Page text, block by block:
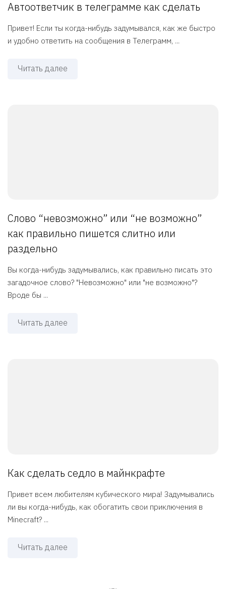
Автоответчик в телеграмме как сделать
Привет! Если ты когда-нибудь задумывался, как же быстро
и удобно ответить на сообщения в Телеграмм, ...
Читать далее
Слово “невозможно” или “не возможно”
как правильно пишется слитно или
раздельно
Вы когда-нибудь задумывались, как правильно писать это
загадочное слово? "Невозможно" или "не возможно"?
Вроде бы ...
Читать далее
Как сделать седло в майнкрафте
Привет всем любителям кубического мира! Задумывались
ли вы когда-нибудь, как обогатить свои приключения в
Minecraft? ...
Читать далее